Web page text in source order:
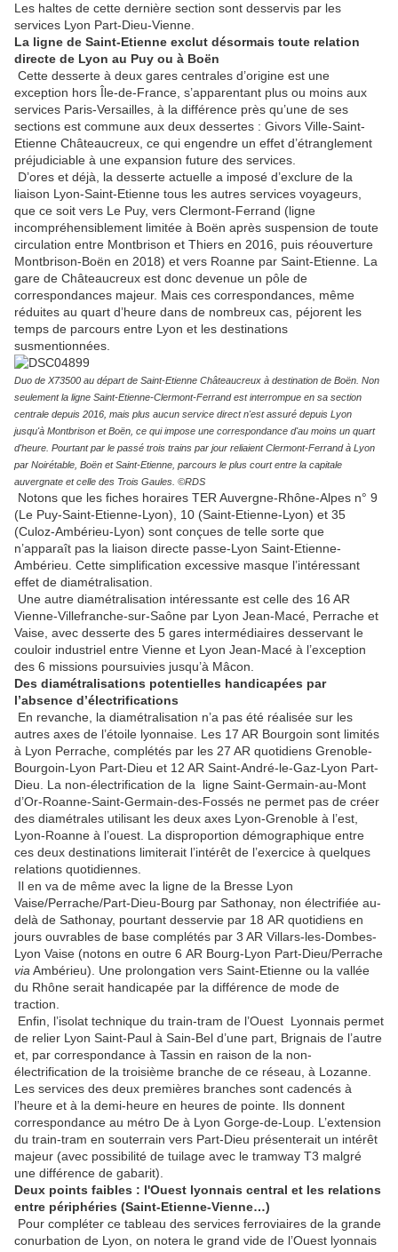
Les haltes de cette dernière section sont desservis par les
services Lyon Part-Dieu-Vienne.
La ligne de Saint-Etienne exclut désormais toute relation
directe de Lyon au Puy ou à Boën
Cette desserte à deux gares centrales d’origine est une
exception hors Île-de-France, s’apparentant plus ou moins aux
services Paris-Versailles, à la différence près qu’une de ses
sections est commune aux deux dessertes : Givors Ville-Saint-
Etienne Châteaucreux, ce qui engendre un effet d’étranglement
préjudiciable à une expansion future des services.
D’ores et déjà, la desserte actuelle a imposé d’exclure de la
liaison Lyon-Saint-Etienne tous les autres services voyageurs,
que ce soit vers Le Puy, vers Clermont-Ferrand (ligne
incompréhensiblement limitée à Boën après suspension de toute
circulation entre Montbrison et Thiers en 2016, puis réouverture
Montbrison-Boën en 2018) et vers Roanne par Saint-Etienne. La
gare de Châteaucreux est donc devenue un pôle de
correspondances majeur. Mais ces correspondances, même
réduites au quart d’heure dans de nombreux cas, péjorent les
temps de parcours entre Lyon et les destinations
susmentionnées.
Duo de X73500 au départ de Saint-Etienne Châteaucreux à destination de Boën. Non
seulement la ligne Saint-Etienne-Clermont-Ferrand est interrompue en sa section
centrale depuis 2016, mais plus aucun service direct n'est assuré depuis Lyon
jusqu'à Montbrison et Boën, ce qui impose une correspondance d'au moins un quart
d'heure. Pourtant par le passé trois trains par jour reliaient Clermont-Ferrand à Lyon
par Noirétable, Boën et Saint-Etienne, parcours le plus court entre la capitale
auvergnate et celle des Trois Gaules. ©RDS
Notons que les fiches horaires TER Auvergne-Rhône-Alpes n° 9
(Le Puy-Saint-Etienne-Lyon), 10 (Saint-Etienne-Lyon) et 35
(Culoz-Ambérieu-Lyon) sont conçues de telle sorte que
n’apparaît pas la liaison directe passe-Lyon Saint-Etienne-
Ambérieu. Cette simplification excessive masque l’intéressant
effet de diamétralisation.
Une autre diamétralisation intéressante est celle des 16 AR
Vienne-Villefranche-sur-Saône par Lyon Jean-Macé, Perrache et
Vaise, avec desserte des 5 gares intermédiaires desservant le
couloir industriel entre Vienne et Lyon Jean-Macé à l’exception
des 6 missions poursuivies jusqu’à Mâcon.
Des diamétralisations potentielles handicapées par
l’absence d’électrifications
En revanche, la diamétralisation n’a pas été réalisée sur les
autres axes de l’étoile lyonnaise. Les 17 AR Bourgoin sont limités
à Lyon Perrache, complétés par les 27 AR quotidiens Grenoble-
Bourgoin-Lyon Part-Dieu et 12 AR Saint-André-le-Gaz-Lyon Part-
Dieu. La non-électrification de la ligne Saint-Germain-au-Mont
d’Or-Roanne-Saint-Germain-des-Fossés ne permet pas de créer
des diamétrales utilisant les deux axes Lyon-Grenoble à l’est,
Lyon-Roanne à l’ouest. La disproportion démographique entre
ces deux destinations limiterait l’intérêt de l’exercice à quelques
relations quotidiennes.
Il en va de même avec la ligne de la Bresse Lyon
Vaise/Perrache/Part-Dieu-Bourg par Sathonay, non électrifiée au-
delà de Sathonay, pourtant desservie par 18 AR quotidiens en
jours ouvrables de base complétés par 3 AR Villars-les-Dombes-
Lyon Vaise (notons en outre 6 AR Bourg-Lyon Part-Dieu/Perrache
via Ambérieu). Une prolongation vers Saint-Etienne ou la vallée
du Rhône serait handicapée par la différence de mode de
traction.
Enfin, l’isolat technique du train-tram de l’Ouest Lyonnais permet
de relier Lyon Saint-Paul à Sain-Bel d’une part, Brignais de l’autre
et, par correspondance à Tassin en raison de la non-
électrification de la troisième branche de ce réseau, à Lozanne.
Les services des deux premières branches sont cadencés à
l’heure et à la demi-heure en heures de pointe. Ils donnent
correspondance au métro De à Lyon Gorge-de-Loup. L’extension
du train-tram en souterrain vers Part-Dieu présenterait un intérêt
majeur (avec possibilité de tuilage avec le tramway T3 malgré
une différence de gabarit).
Deux points faibles : l'Ouest lyonnais central et les relations
entre périphéries (Saint-Etienne-Vienne…)
Pour compléter ce tableau des services ferroviaires de la grande
conurbation de Lyon, on notera le grand vide de l’Ouest lyonnais